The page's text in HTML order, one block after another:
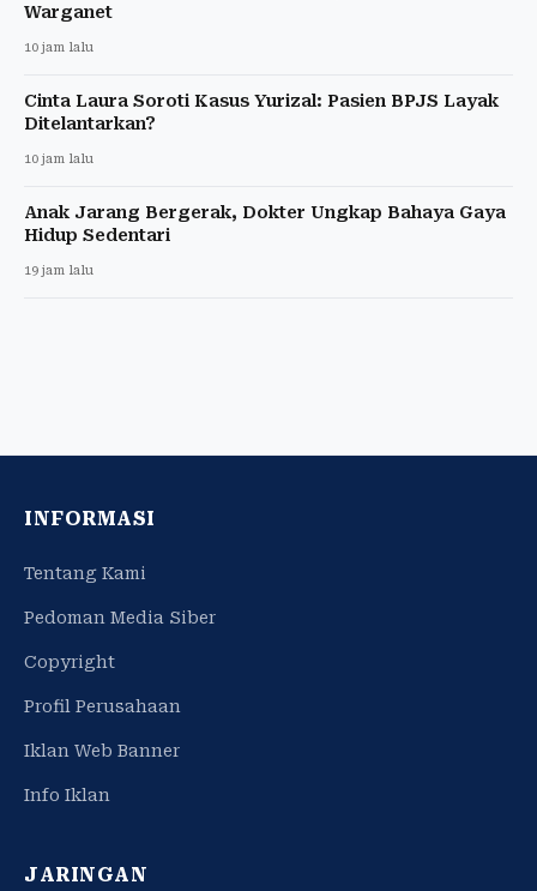
Warganet
10 jam lalu
Cinta Laura Soroti Kasus Yurizal: Pasien BPJS Layak
Ditelantarkan?
10 jam lalu
Anak Jarang Bergerak, Dokter Ungkap Bahaya Gaya
Hidup Sedentari
19 jam lalu
INFORMASI
Tentang Kami
Pedoman Media Siber
Copyright
Profil Perusahaan
Iklan Web Banner
Info Iklan
JARINGAN